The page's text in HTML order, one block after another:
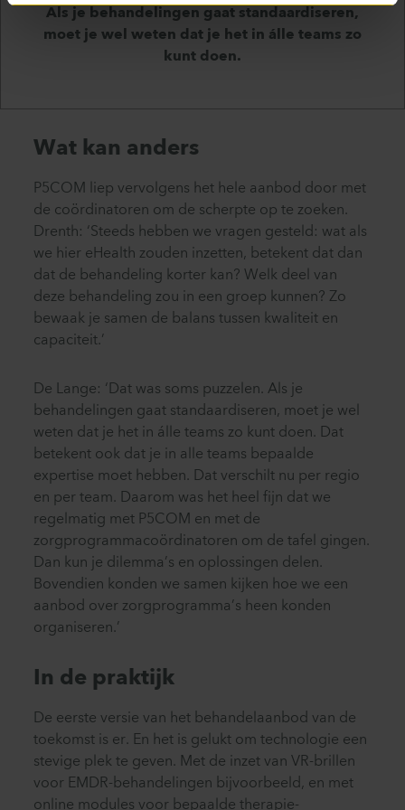
Als je behandelingen gaat standaardiseren,
moet je wel weten dat je het in álle teams zo
kunt doen.
Wat kan anders
P5COM liep vervolgens het hele aanbod door met
de coördinatoren om de scherpte op te zoeken.
Drenth: ‘Steeds hebben we vragen gesteld: wat als
we hier eHealth zouden inzetten, betekent dat dan
dat de behandeling korter kan? Welk deel van
deze behandeling zou in een groep kunnen? Zo
bewaak je samen de balans tussen kwaliteit en
capaciteit.’
De Lange: ‘Dat was soms puzzelen. Als je
behandelingen gaat standaardiseren, moet je wel
weten dat je het in álle teams zo kunt doen. Dat
betekent ook dat je in alle teams bepaalde
expertise moet hebben. Dat verschilt nu per regio
en per team. Daarom was het heel fijn dat we
regelmatig met P5COM en met de
zorgprogrammacoördinatoren om de tafel gingen.
Dan kun je dilemma’s en oplossingen delen.
Bovendien konden we samen kijken hoe we een
aanbod over zorgprogramma’s heen konden
organiseren.’
In de praktijk
De eerste versie van het behandelaanbod van de
toekomst is er. En het is gelukt om technologie een
stevige plek te geven. Met de inzet van VR-brillen
voor EMDR-behandelingen bijvoorbeeld, en met
online modules voor bepaalde therapie-